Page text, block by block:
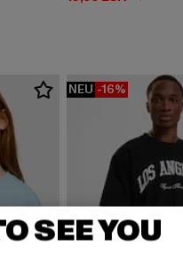
EUR 19,99 EUR
NEU -16%
SEE YOU